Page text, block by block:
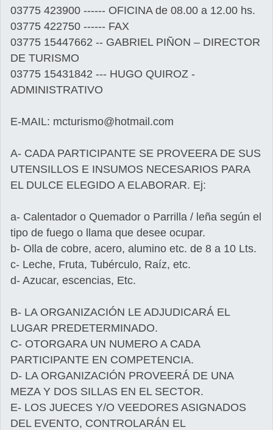
03775 423900 ------ OFICINA de 08.00 a 12.00 hs.
03775 422750 ------ FAX
03775 15447662 -- GABRIEL PIÑON – DIRECTOR
DE TURISMO
03775 15431842 --- HUGO QUIROZ -
ADMINISTRATIVO
E-MAIL: mcturismo@hotmail.com
A- CADA PARTICIPANTE SE PROVEERA DE SUS
UTENSILLOS E INSUMOS NECESARIOS PARA
EL DULCE ELEGIDO A ELABORAR. Ej:
a- Calentador o Quemador o Parrilla / leña según el
tipo de fuego o llama que desee ocupar.
b- Olla de cobre, acero, alumino etc. de 8 a 10 Lts.
c- Leche, Fruta, Tubérculo, Raíz, etc.
d- Azucar, escencias, Etc.
B- LA ORGANIZACIÓN LE ADJUDICARÁ EL
LUGAR PREDETERMINADO.
C- OTORGARA UN NUMERO A CADA
PARTICIPANTE EN COMPETENCIA.
D- LA ORGANIZACIÓN PROVEERÁ DE UNA
MEZA Y DOS SILLAS EN EL SECTOR.
E- LOS JUECES Y/O VEEDORES ASIGNADOS
DEL EVENTO, CONTROLARÁN EL